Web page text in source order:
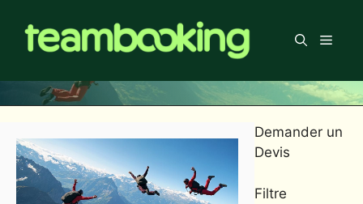
contenu
Menu
Demander un
Devis
Filtre